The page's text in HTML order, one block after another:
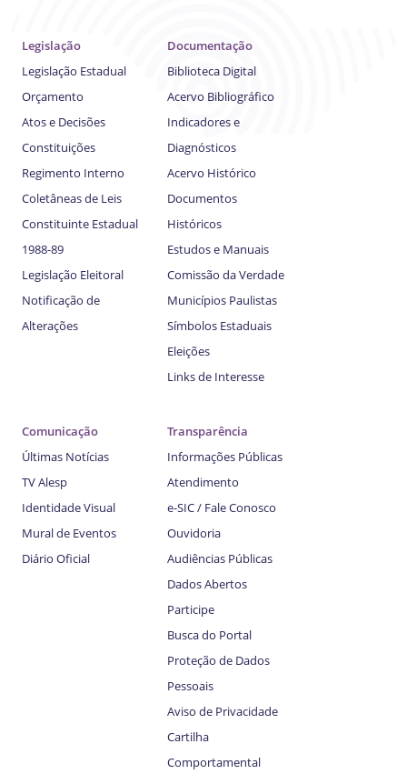
Legislação
Legislação Estadual
Orçamento
Atos e Decisões
Constituições
Regimento Interno
Coletâneas de Leis
Constituinte Estadual
1988-89
Legislação Eleitoral
Notificação de
Alterações
Documentação
Biblioteca Digital
Acervo Bibliográfico
Indicadores e
Diagnósticos
Acervo Histórico
Documentos
Históricos
Estudos e Manuais
Comissão da Verdade
Municípios Paulistas
Símbolos Estaduais
Eleições
Links de Interesse
Comunicação
Últimas Notícias
TV Alesp
Identidade Visual
Mural de Eventos
Diário Oficial
Transparência
Informações Públicas
Atendimento
e-SIC / Fale Conosco
Ouvidoria
Audiências Públicas
Dados Abertos
Participe
Busca do Portal
Proteção de Dados
Pessoais
Aviso de Privacidade
Cartilha
Comportamental